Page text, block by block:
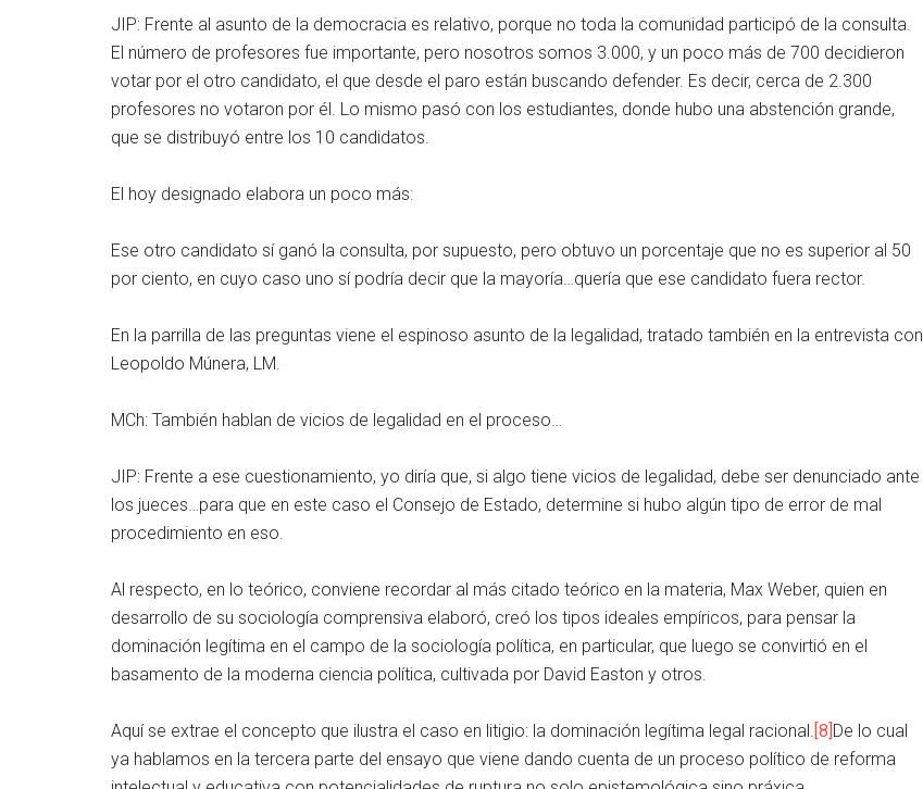
JIP: Frente al asunto de la democracia es relativo, porque no toda la comunidad participó de la consulta.
El número de profesores fue importante, pero nosotros somos 3.000, y un poco más de 700 decidieron
votar por el otro candidato, el que desde el paro están buscando defender. Es decir, cerca de 2.300
profesores no votaron por él. Lo mismo pasó con los estudiantes, donde hubo una abstención grande,
que se distribuyó entre los 10 candidatos.
El hoy designado elabora un poco más:
Ese otro candidato sí ganó la consulta, por supuesto, pero obtuvo un porcentaje que no es superior al 50
por ciento, en cuyo caso uno sí podría decir que la mayoría…quería que ese candidato fuera rector.
En la parrilla de las preguntas viene el espinoso asunto de la legalidad, tratado también en la entrevista con
Leopoldo Múnera, LM.
MCh: También hablan de vicios de legalidad en el proceso…
JIP: Frente a ese cuestionamiento, yo diría que, si algo tiene vicios de legalidad, debe ser denunciado ante
los jueces…para que en este caso el Consejo de Estado, determine si hubo algún tipo de error de mal
procedimiento en eso.
Al respecto, en lo teórico, conviene recordar al más citado teórico en la materia, Max Weber, quien en
desarrollo de su sociología comprensiva elaboró, creó los tipos ideales empíricos, para pensar la
dominación legítima en el campo de la sociología política, en particular, que luego se convirtió en el
basamento de la moderna ciencia política, cultivada por David Easton y otros.
Aquí se extrae el concepto que ilustra el caso en litigio: la dominación legítima legal racional.[8]De lo cual
ya hablamos en la tercera parte del ensayo que viene dando cuenta de un proceso político de reforma